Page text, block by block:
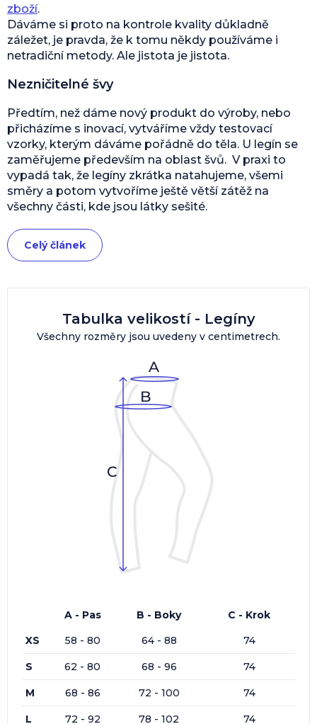
Tabulka velikostí - Legíny
Všechny rozměry jsou uvedeny v centimetrech.
A - Pas B - Boky
C - Krok
XS
58 - 80 64 - 88 74
S 62 - 80 68 - 96 74
M 68 - 86 72 - 100 74
L 72 - 92 78 - 102 74
zboží.
Dáváme si proto na kontrole kvality důkladně
záležet, je pravda, že k tomu někdy používáme i
netradiční metody. Ale jistota je jistota.
Nezničitelné švy
Předtím, než dáme nový produkt do výroby, nebo
přicházíme s inovací, vytváříme vždy testovací
vzorky, kterým dáváme pořádně do těla. U legín se
zaměřujeme především na oblast švů. V praxi to
vypadá tak, že legíny zkrátka natahujeme, všemi
směry a potom vytvoříme ještě větší zátěž na
všechny části, kde jsou látky sešité.
Celý článek